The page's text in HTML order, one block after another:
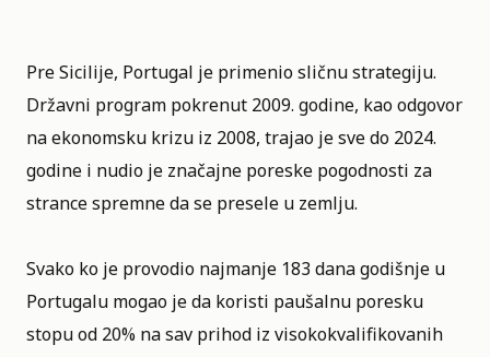
Pre Sicilije, Portugal je primenio sličnu strategiju.
Državni program pokrenut 2009. godine, kao odgovor
na ekonomsku krizu iz 2008, trajao je sve do 2024.
godine i nudio je značajne poreske pogodnosti za
strance spremne da se presele u zemlju.
Svako ko je provodio najmanje 183 dana godišnje u
Portugalu mogao je da koristi paušalnu poresku
stopu od 20% na sav prihod iz visokokvalifikovanih